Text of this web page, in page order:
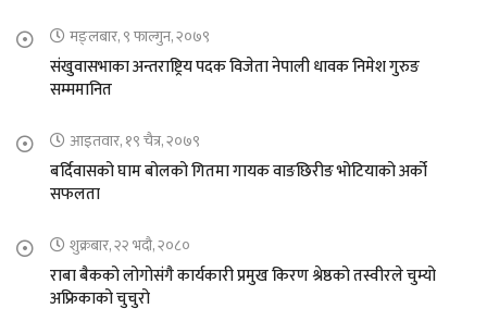
मङ्लबार, ९ फाल्गुन, २०७९
संखुवासभाका अन्तराष्ट्रिय पदक विजेता नेपाली धावक निमेश गुरुङ
सम्ममानित
आइतवार, १९ चैत्र, २०७९
बर्दिवासको घाम बोलको गितमा गायक वाङछिरीङ भोटियाको अर्को
सफलता
शुक्रबार, २२ भदौ, २०८०
राबा बैकको लोगोसंगै कार्यकारी प्रमुख किरण श्रेष्ठको तस्वीरले चुम्यो
अफ्रिकाको चुचुरो